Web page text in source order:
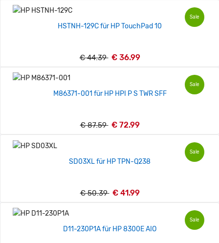
Sale
HSTNH-129C für HP TouchPad 10
€ 44.39 € 36.99
Sale
M86371-001 für HP HPI P S TWR SFF
€ 87.59 € 72.99
Sale
SD03XL für HP TPN-Q238
€ 50.39 € 41.99
Sale
D11-230P1A für HP 8300E AIO